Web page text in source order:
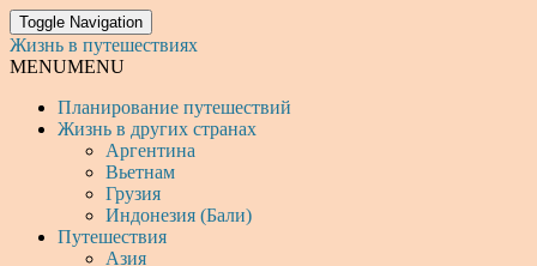
Toggle Navigation
Жизнь в путешествиях
MENUMENU
Планирование путешествий
Жизнь в других странах
Аргентина
Вьетнам
Грузия
Индонезия (Бали)
Путешествия
Азия